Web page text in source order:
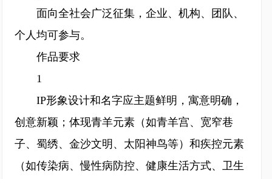
面向全社会广泛征集，企业、机构、团队、
个人均可参与。
作品要求
1
IP形象设计和名字应主题鲜明，寓意明确，
创意新颖；体现青羊元素（如青羊宫、宽窄巷
子、蜀绣、金沙文明、太阳神鸟等）和疾控元素
（如传染病、慢性病防控、健康生活方式、卫生